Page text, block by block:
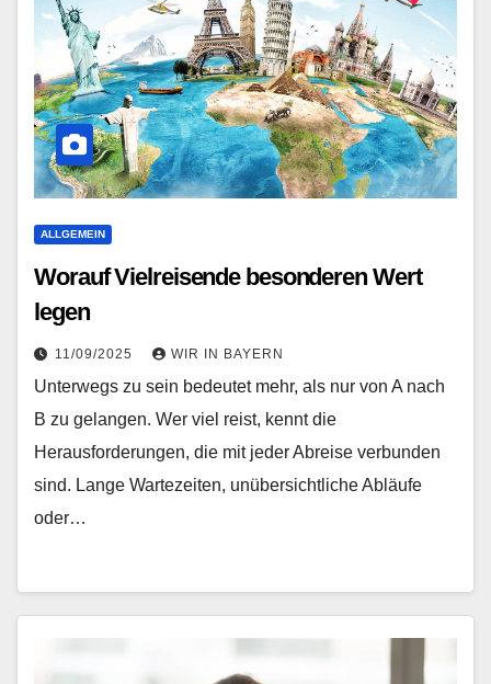
ALLGEMEIN
Worauf Vielreisende besonderen Wert
legen
11/09/2025 WIR IN BAYERN
Unterwegs zu sein bedeutet mehr, als nur von A nach
B zu gelangen. Wer viel reist, kennt die
Herausforderungen, die mit jeder Abreise verbunden
sind. Lange Wartezeiten, unübersichtliche Abläufe
oder…